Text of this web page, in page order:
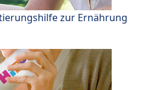
zur Ernährung